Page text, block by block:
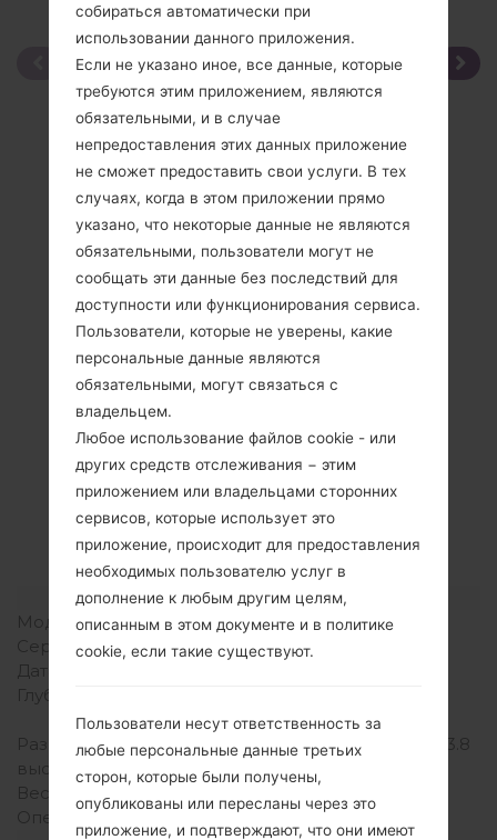
Спецификация
LG236C(LG236C)
Модель и ее характеристики
Модель
LG236C
Серия
LG Others
Дата выпуска
Глубина
дюйма )
Размеры (ширина /
высота)
97 x 48 миллиметров (3.8
x 1.9 дюйма )
Вес
103 грамм (3.66 унции )
Операционная система
собираться автоматически при
использовании данного приложения.
Если не указано иное, все данные, которые
требуются этим приложением, являются
обязательными, и в случае
непредоставления этих данных приложение
не сможет предоставить свои услуги. В тех
случаях, когда в этом приложении прямо
указано, что некоторые данные не являются
обязательными, пользователи могут не
сообщать эти данные без последствий для
доступности или функционирования сервиса.
Пользователи, которые не уверены, какие
персональные данные являются
обязательными, могут связаться с
владельцем.
Любое использование файлов cookie - или
других средств отслеживания − этим
приложением или владельцами сторонних
сервисов, которые использует это
приложение, происходит для предоставления
необходимых пользователю услуг в
дополнение к любым другим целям,
описанным в этом документе и в политике
cookie, если такие существуют.
Пользователи несут ответственность за
любые персональные данные третьих
сторон, которые были получены,
опубликованы или пересланы через это
приложение, и подтверждают, что они имеют